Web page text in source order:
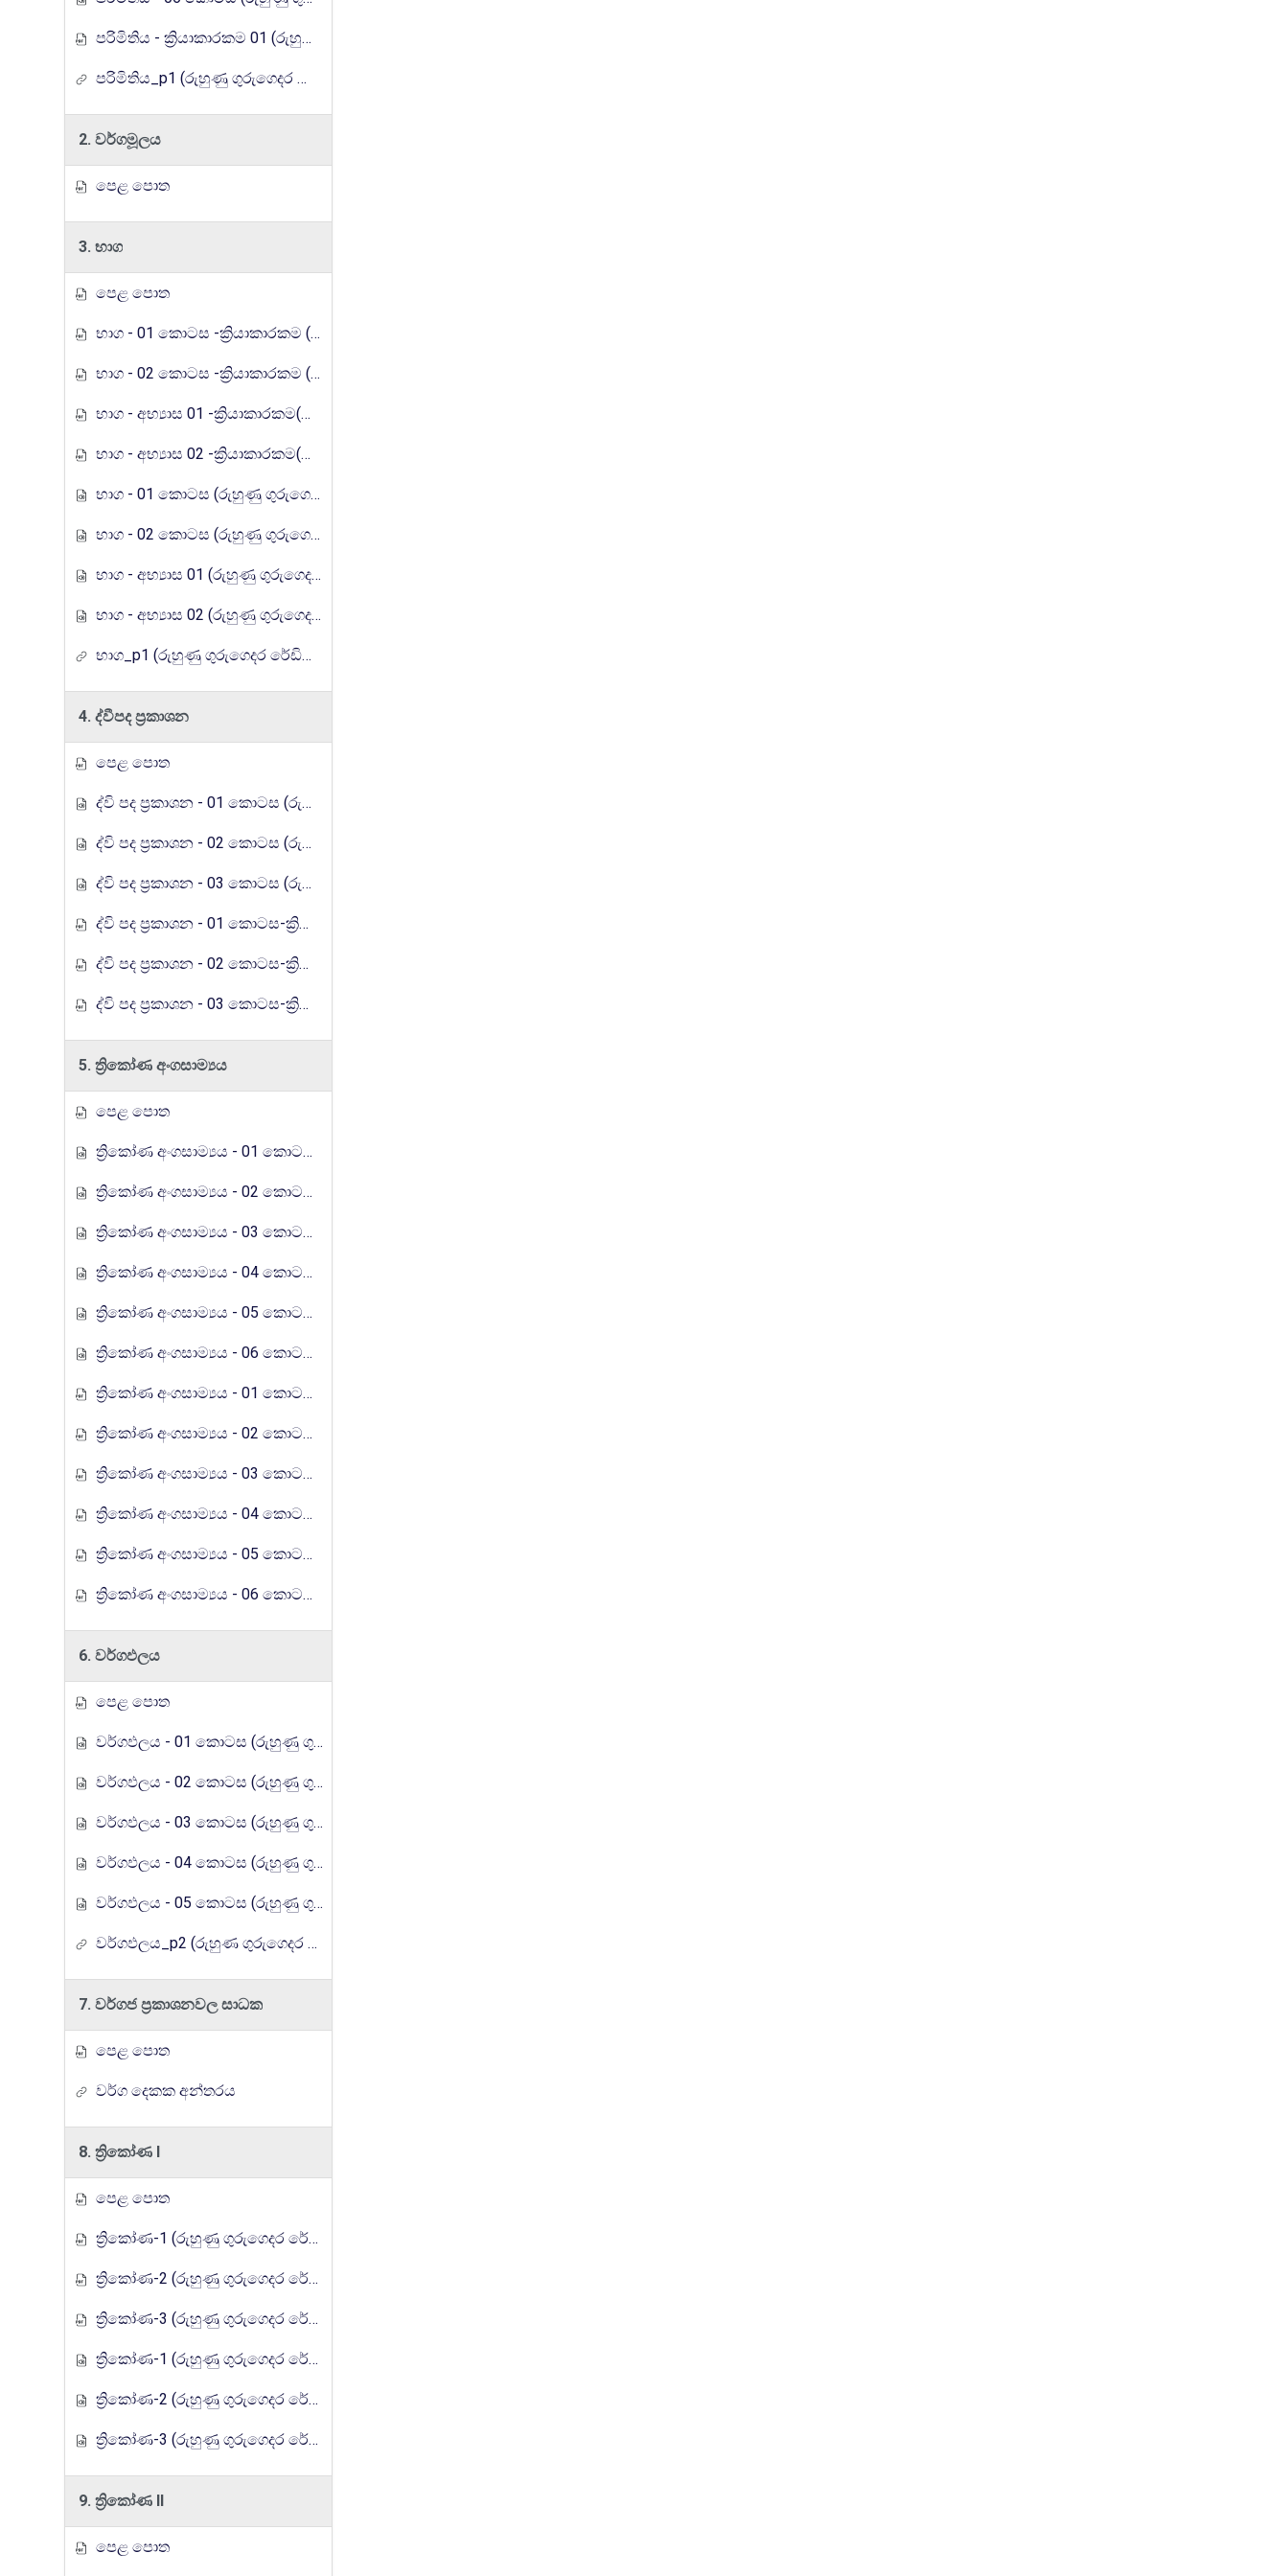
පරිමිතිය - ක්‍රියාකාරකම 01 (රුහුණු ගුරුගෙදර රේඩියෝ පාඩම් මාලාව)
පරිමිතිය_p1 (රුහුණු ගුරුගෙදර රේඩියෝ පාඩම් මාලාව)
2. වර්ගමූලය
පෙළ පොත
3. භාග
පෙළ පොත
භාග - 01 කොටස -ක්‍රියාකාරකම (රුහුණු ගුරුගෙදර රේඩියෝ පාඩම් මාලාව)
භාග - 02 කොටස -ක්‍රියාකාරකම (රුහුණු ගුරුගෙදර රේඩියෝ පාඩම් මාලාව)
භාග - අභ්‍යාස 01 -ක්‍රියාකාරකම(රුහුණු ගුරුගෙදර රේඩියෝ පාඩම් මාලාව)
භාග - අභ්‍යාස 02 -ක්‍රියාකාරකම(රුහුණු ගුරුගෙදර රේඩියෝ පාඩම් මාලාව)
භාග - 01 කොටස (රුහුණු ගුරුගෙදර රේඩියෝ පාඩම් මාලාව)
භාග - 02 කොටස (රුහුණු ගුරුගෙදර රේඩියෝ පාඩම් මාලාව)
භාග - අභ්‍යාස 01 (රුහුණු ගුරුගෙදර රේඩියෝ පාඩම් මාලාව)
භාග - අභ්‍යාස 02 (රුහුණු ගුරුගෙදර රේඩියෝ පාඩම් මාලාව)
භාග_p1 (රුහුණු ගුරුගෙදර රේඩියෝ පාඩම් මාලාව)
4. ද්වීපද ප්‍රකාශන
පෙළ පොත
ද්වි පද ප්‍රකාශන - 01 කොටස (රුහුණු ගුරුගෙදර රේඩියෝ පාඩම් මාලාව)
ද්වි පද ප්‍රකාශන - 02 කොටස (රුහුණු ගුරුගෙදර රේඩියෝ පාඩම් මාලාව)
ද්වි පද ප්‍රකාශන - 03 කොටස (රුහුණු ගුරුගෙදර රේඩියෝ පාඩම් මාලාව)
ද්වි පද ප්‍රකාශන - 01 කොටස-ක්‍රියාකාරකම (රුහුණු ගුරුගෙදර රේඩියෝ පාඩම් මාලාව)
ද්වි පද ප්‍රකාශන - 02 කොටස-ක්‍රියාකාරකම (රුහුණු ගුරුගෙදර රේඩියෝ පාඩම් මාලාව)
ද්වි පද ප්‍රකාශන - 03 කොටස-ක්‍රියාකාරකම (රුහුණු ගුරුගෙදර රේඩියෝ පාඩම් මාලාව)
5. ත්‍රිකෝණ අංගසාම්‍යය
පෙළ පොත
ත්‍රිකෝණ අංගසාම්‍යය - 01 කොටස (රුහුණු ගුරුගෙදර රේඩියෝ පාඩම් මාලාව)
ත්‍රිකෝණ අංගසාම්‍යය - 02 කොටස (රුහුණු ගුරුගෙදර රේඩියෝ පාඩම් මාලාව)
ත්‍රිකෝණ අංගසාම්‍යය - 03 කොටස (රුහුණු ගුරුගෙදර රේඩියෝ පාඩම් මාලාව)
ත්‍රිකෝණ අංගසාම්‍යය - 04 කොටස (රුහුණු ගුරුගෙදර රේඩියෝ පාඩම් මාලාව)
ත්‍රිකෝණ අංගසාම්‍යය - 05 කොටස (රුහුණු ගුරුගෙදර රේඩියෝ පාඩම් මාලාව)
ත්‍රිකෝණ අංගසාම්‍යය - 06 කොටස (රුහුණු ගුරුගෙදර රේඩියෝ පාඩම් මාලාව)
ත්‍රිකෝණ අංගසාම්‍යය - 01 කොටස (රුහුණු ගුරුගෙදර රේඩියෝ පාඩම් මාලාව)
ත්‍රිකෝණ අංගසාම්‍යය - 02 කොටස (රුහුණු ගුරුගෙදර රේඩියෝ පාඩම් මාලාව)
ත්‍රිකෝණ අංගසාම්‍යය - 03 කොටස (රුහුණු ගුරුගෙදර රේඩියෝ පාඩම් මාලාව)
ත්‍රිකෝණ අංගසාම්‍යය - 04 කොටස (රුහුණු ගුරුගෙදර රේඩියෝ පාඩම් මාලාව)
ත්‍රිකෝණ අංගසාම්‍යය - 05 කොටස (රුහුණු ගුරුගෙදර රේඩියෝ පාඩම් මාලාව)
ත්‍රිකෝණ අංගසාම්‍යය - 06 කොටස (රුහුණු ගුරුගෙදර රේඩියෝ පාඩම් මාලාව)
6. වර්ගඵලය
පෙළ පොත
වර්ගඵලය - 01 කොටස (රුහුණු ගුරුගෙදර රේඩියෝ පාඩම් මාලාව)
වර්ගඵලය - 02 කොටස (රුහුණු ගුරුගෙදර රේඩියෝ පාඩම් මාලාව)
වර්ගඵලය - 03 කොටස (රුහුණු ගුරුගෙදර රේඩියෝ පාඩම් මාලාව)
වර්ගඵලය - 04 කොටස (රුහුණු ගුරුගෙදර රේඩියෝ පාඩම් මාලාව)
වර්ගඵලය - 05 කොටස (රුහුණු ගුරුගෙදර රේඩියෝ පාඩම් මාලාව)
වර්ගඵලය_p2 (රුහුණ ගුරුගෙදර රේඩියෝ පාඩම් මාලාව)
7. වර්ගජ ප්‍රකාශනවල සාධක
පෙළ පොත
වර්ග දෙකක අන්තරය
8. ත්‍රිකෝණ I
පෙළ පොත
ත්‍රිකෝණ-1 (රුහුණු ගුරුගෙදර රේඩියෝ පාඩම් මාලාව)
ත්‍රිකෝණ-2 (රුහුණු ගුරුගෙදර රේඩියෝ පාඩම් මාලාව)
ත්‍රිකෝණ-3 (රුහුණු ගුරුගෙදර රේඩියෝ පාඩම් මාලාව)
ත්‍රිකෝණ-1 (රුහුණු ගුරුගෙදර රේඩියෝ පාඩම් මාලාව)
ත්‍රිකෝණ-2 (රුහුණු ගුරුගෙදර රේඩියෝ පාඩම් මාලාව)
ත්‍රිකෝණ-3 (රුහුණු ගුරුගෙදර රේඩියෝ පාඩම් මාලාව)
9. ත්‍රිකෝණ II
පෙළ පොත